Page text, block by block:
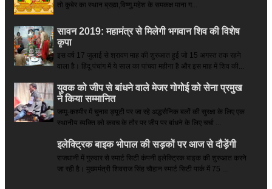
तो कुबेर का स्थान ब्रह्मा,विष्णु,महेश के समकक्ष माना ग...
सावन 2019: महामंत्र से मिलेगी भगवान शिव की विशेष
कृपा
इस वर्ष 17 जुलाई से श्रावण माह की शुरुआत हुई जो 15 अगस्त तक रहने
वाला है। हिंदू पंचांग में ये साल का पांचवा महीना है और इस माह में शिव की...
युवक को जीप से बांधने वाले मेजर गोगोई को सेना प्रमुख
ने किया सम्‍मानित
जम्मू-कश्मीर में चुनाव ड्यूटी पर जा रहे अद्धसैनिक बलों की सुरक्षा के लिए एक
स्थानीय व्यक्ति को कवच के तौर पर जीप पर बांधने के लिए चर्चा ...
इलेक्ट्रिक बाइक भोपाल की सड़कों पर आज से दौड़ेंगी
राजधानी में गुरुवार से स्मार्ट सिटी कंपनी इलेक्ट्रिक बाइक की शुरुआत करने
जा रही है। मुख्यमंत्री शिवराज सिंह चौहान स्मार्ट सिटी पार्क में 75 ...